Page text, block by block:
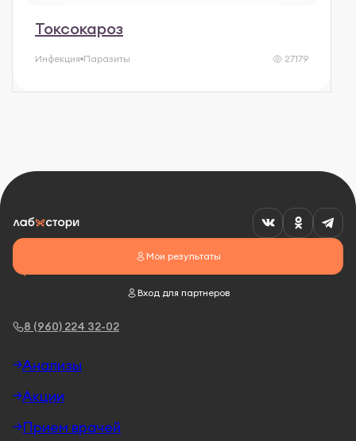
Токсокароз
Инфекция Паразиты 27179
8 (960) 224 32-02
Мои результаты
Вход для партнеров
Анализы
Акции
Прием врачей